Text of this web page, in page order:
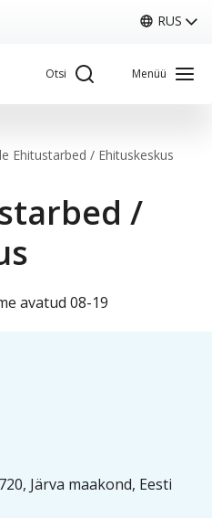
RUS
Otsi Menüü
Ehitustarbed / Ehituskeskus
/
avatud 08-19
Järva maakond, Eesti